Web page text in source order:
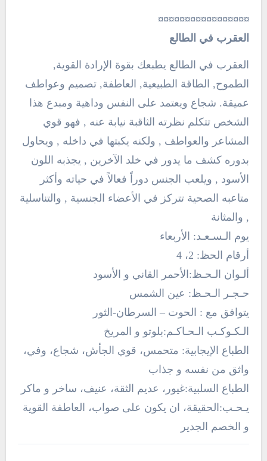
¤¤¤¤¤¤¤¤¤¤¤¤¤¤¤¤¤
العقرب في الطالع
العقرب في الطالع يطبعك بقوة الإرادة القوية,
الطموح, الطاقة الطبيعية, العاطفة, تصميم وعواطف
عميقة. شجاع ويعتمد على النفس وداهية ومبدع هذا
الشخص تتكلم نظرته الثاقبة نيابة عنه , فهو قوي
المشاعر والعواطف , ولكنه يكبتها في داخله , ويحاول
بدوره كشف ما يدور في خلد الآخرين , يجذبه اللون
الأسود , ويلعب الجنس دوراً فعالاً في حياته وأكثر
متاعبه الصحية تتركز في الأعضاء الجنسية , والتناسلية
, والمثانة
يوم الـسـعـد: الأربعاء
أرقام الحظ: 2، 4
ألـوان الـحـظ:الأحمر القاني و الأسود
حـجـر الـحـظ: عين الشمس
يتوافق مع : الحوت – السرطان-الثور
الـكـوكـب الـحـاكـم:بلوتو و المريخ
الطباع الإيجابية: متحمس، قوي الجأش، شجاع، وفي،
واثق من نفسه و جذاب
الطباع السلبية:غيور، عديم الثقة، عنيف، ساخر و ماكر
يـحـب:الحقيقة، ان يكون على صواب، العاطفة القوية
و الخصم الجدير